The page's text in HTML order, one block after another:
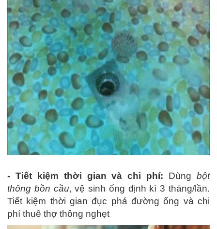
- Tiết kiệm thời gian và chi phí: Dùngbột
thông bồn cầu, vệ sinh ống định kì 3 tháng/lần.
Tiết kiệm thời gian đục phá đường ống và chi
phí thuê thợ thông nghẹt